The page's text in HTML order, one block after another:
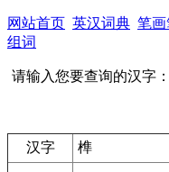
网站首页 英汉词典 笔
组词
请输入您要查询的汉字：
汉字 榫